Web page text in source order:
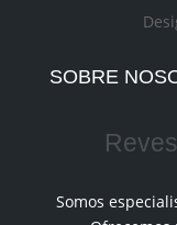
SOBRE
Somos